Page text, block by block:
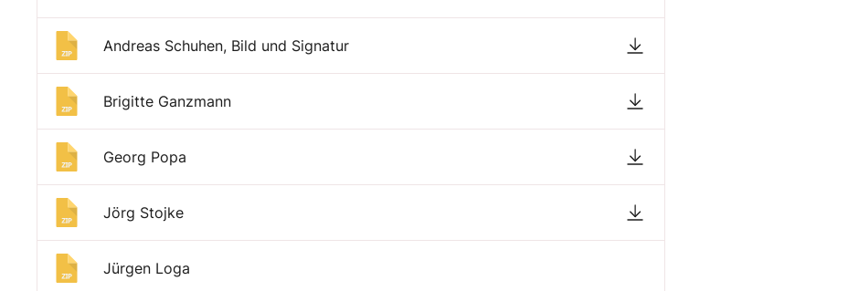
Andreas Schuhen, Bild und Signatur
Brigitte Ganzmann
Georg Popa
Jörg Stojke
Jürgen Loga